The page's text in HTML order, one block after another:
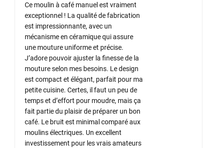
Ce moulin à café manuel est vraiment
exceptionnel ! La qualité de fabrication
est impressionnante, avec un
mécanisme en céramique qui assure
une mouture uniforme et précise.
J’adore pouvoir ajuster la finesse de la
mouture selon mes besoins. Le design
est compact et élégant, parfait pour ma
petite cuisine. Certes, il faut un peu de
temps et d’effort pour moudre, mais ça
fait partie du plaisir de préparer un bon
café. Le bruit est minimal comparé aux
moulins électriques. Un excellent
investissement pour les vrais amateurs